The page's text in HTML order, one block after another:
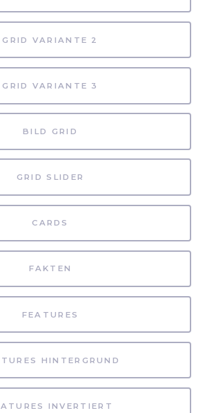
GRID VARIANTE 2
GRID VARIANTE 3
BILD GRID
GRID SLIDER
CARDS
FAKTEN
FEATURES
HINTERGRUND
INVERTIERT